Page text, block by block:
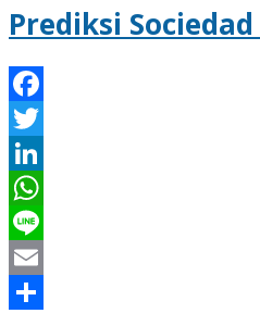
Prediksi
Facebook
Twitter
LinkedIn
WhatsApp
Line
Email